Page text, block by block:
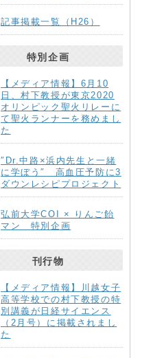
記事掲載一覧（H26）
特別企画
【メディア情報】6月10
日、村下教授が東京2020
オリンピック聖火リレーに
て聖火ランナーを務めまし
た
″Dr.中路×浜内先生と一緒
に学ぼう″ 高血圧予防に3
ダウンレシピプロジェクト
弘前大学COI × りんご飴
マン 特別企画
刊行物
【メディア情報】川越女子
高等学校での村下教授の特
別講義が日経サイエンス
（2月号）に掲載されまし
た